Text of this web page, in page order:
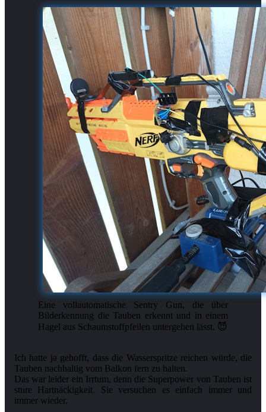
Eine vollautomatische Sentry Gun, die über
Bilderkennung die Tauben erkennt und in einem
Hagel aus Schaumstoffpfeilen untergehen lässt. 😈
Ich hatte ja gehofft, dass die Wasserspritze reichen würde, die
Tauben nachhaltig vom Balkon fern zu halten.
Das war leider ein Irrtum, denn die Superpower von Tauben ist
sture Hartnäckigkeit. Sie versuchen es einfach immer und
immer wieder.